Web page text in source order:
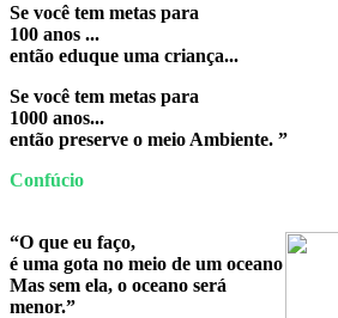
Se você tem metas para
100 anos ...
então eduque uma criança...
Se você tem metas para
1000 anos...
então preserve o meio Ambiente. ”
Confúcio
“O que eu faço,
é uma gota no meio de um oceano
Mas sem ela, o oceano será
menor.”